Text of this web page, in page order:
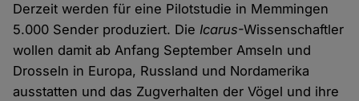
Derzeit werden für eine Pilotstudie in Memmingen
5.000 Sender produziert. DieIcarus-Wissenschaftler
wollen damit ab Anfang September Amseln und
Drosseln in Europa, Russland und Nordamerika
ausstatten und das Zugverhalten der Vögel und ihre